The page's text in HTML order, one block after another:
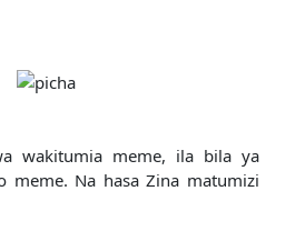
wakitumia meme, ila bila ya
meme. Na hasa Zina matumizi